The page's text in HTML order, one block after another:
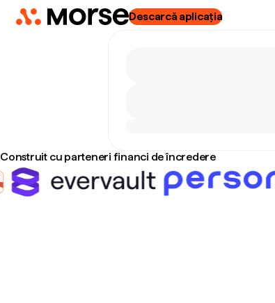
Descarcă aplicația
Construit cu parteneri financi de încredere